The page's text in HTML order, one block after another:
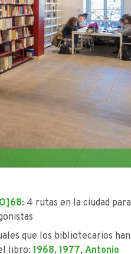
: 4 rutas en la ciudad para
que los bibliotecarios han
libro: 1968, 1977, Antonio